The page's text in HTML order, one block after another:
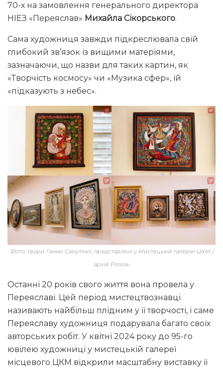
70-х на замовлення генерального директора
НІЕЗ «Переяслав» Михайла Сікорського.
Сама художниця завжди підкреслювала свій
глибокий зв’язок із вищими матеріями,
зазначаючи, що назви для таких картин, як
«Творчість космосу» чи «Музика сфер», їй
«підказують з небес».
Фото: твори Ганни Самутіної, представлені у Мистецькій галереї ЦКМ /
архів Proslav
Останні 20 років свого життя вона провела у
Переяславі. Цей період мистецтвознавці
називають найбільш плідним у її творчості, і саме
Переяславу художниця подарувала багато своїх
авторських робіт. У квітні 2024 року до 95-го
ювілею художниці у мистецькій галереї
місцевого ЦКМ відкрили масштабну виставку її